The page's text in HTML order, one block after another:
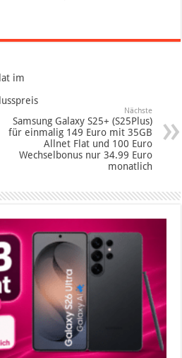
im
Nächste
Samsung Galaxy S25+ (S25Plus)
für einmalig 149 Euro mit 35GB
Allnet Flat und 100 Euro
Wechselbonus nur 34.99 Euro
monatlich